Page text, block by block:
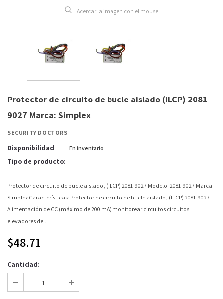
Acercar la imagen con el mouse
Protector de circuito de bucle aislado (ILCP) 2081-
9027 Marca: Simplex
SECURITY DOCTORS
Disponibilidad En inventario
Tipo de producto:
Protector de circuito de bucle aislado, (ILCP) 2081-9027 Modelo: 2081-9027 Marca:
Simplex Características: Protector de circuito de bucle aislado, (ILCP) 2081-9027
Alimentación de CC (máximo de 200 mA) monitorear circuitos circuitos
elevadores de...
$48.71
Cantidad: